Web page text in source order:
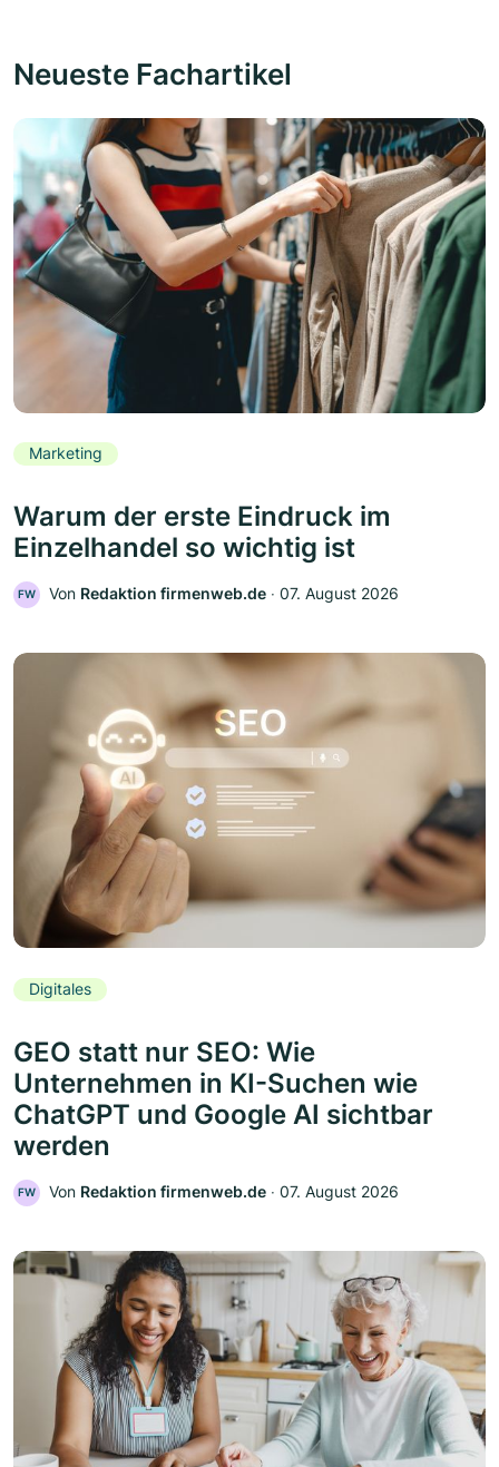
Neueste Fachartikel
Marketing
Warum der erste Eindruck im
Einzelhandel so wichtig ist
FW Von Redaktion firmenweb.de ‧ 07. August 2026
Digitales
GEO statt nur SEO: Wie
Unternehmen in KI-Suchen wie
ChatGPT und Google AI sichtbar
werden
FW Von Redaktion firmenweb.de ‧ 07. August 2026